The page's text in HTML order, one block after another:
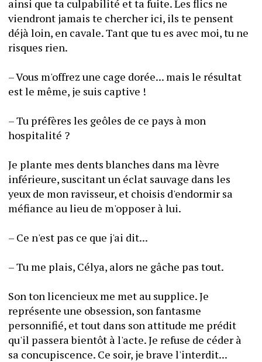
ainsi que ta culpabilité et ta fuite. Les flics ne
viendront jamais te chercher ici, ils te pensent
déjà loin, en cavale. Tant que tu es avec moi, tu ne
risques rien.
– Vous m'offrez une cage dorée... mais le résultat
est le même, je suis captive !
– Tu préfères les geôles de ce pays à mon
hospitalité ?
Je plante mes dents blanches dans ma lèvre
inférieure, suscitant un éclat sauvage dans les
yeux de mon ravisseur, et choisis d'endormir sa
méfiance au lieu de m'opposer à lui.
– Ce n'est pas ce que j'ai dit...
– Tu me plais, Célya, alors ne gâche pas tout.
Son ton licencieux me met au supplice. Je
représente une obsession, son fantasme
personnifié, et tout dans son attitude me prédit
qu'il passera bientôt à l'acte. Je refuse de céder à
sa concupiscence. Ce soir, je brave l'interdit...